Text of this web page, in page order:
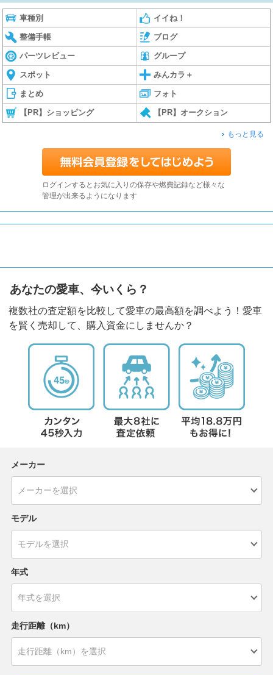
車種別 イイね！
整備手帳 ブログ
パーツレビュー グループ
スポット みんカラ＋
まとめ フォト
【PR】ショッピング 【PR】オークション
もっと見る
ログインするとお気に入りの保存や燃費記録など様々な
管理が出来るようになります
あなたの愛車、今いくら？
複数社の査定額を比較して愛車の最高額を調べよう！愛車
を賢く売却して、購入資金にしませんか？
メーカー
モデル
年式
走行距離（km）